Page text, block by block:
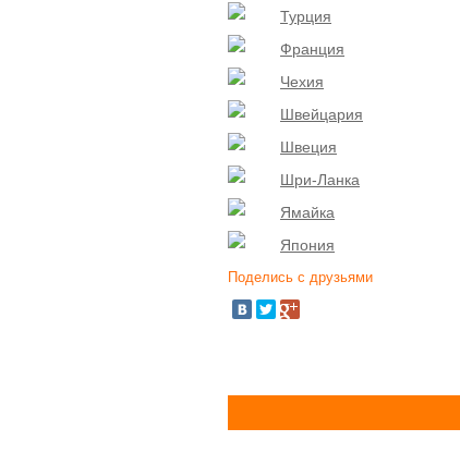
Турция
Франция
Чехия
Швейцария
Швеция
Шри-Ланка
Ямайка
Япония
Поделись с друзьями